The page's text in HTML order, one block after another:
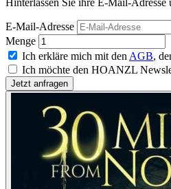
Hinterlassen Sie ihre E-Mail-
E-Mail-Adresse
Menge
Ich erkläre mich mit den AGB,
Ich möchte den HOANZL